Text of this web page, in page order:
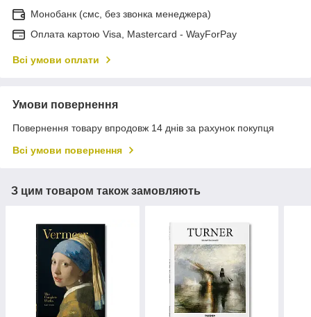
Монобанк (смс, без звонка менеджера)
Оплата картою Visa, Mastercard - WayForPay
Всі умови оплати
Умови повернення
Повернення товару впродовж 14 днів за рахунок покупця
Всі умови повернення
З цим товаром також замовляють